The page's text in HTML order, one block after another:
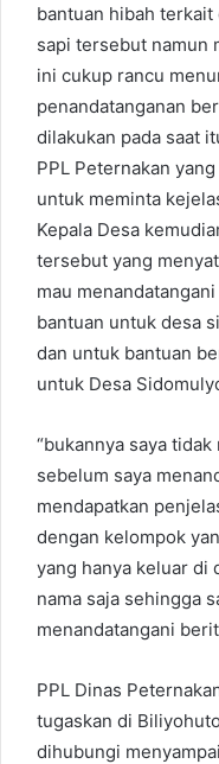
bantuan hibah
sapi tersebut namun
ini cukup rancu
penandatanganan
dilakukan pada saat
PPL Peternakan
untuk meminta
Kepala Desa
tersebut yang
mau
bantuan untuk desa
dan untuk bantuan
untuk Desa
“bukannya saya
sebelum saya
mendapatkan
dengan kelompok
yang hanya keluar di
nama saja sehingga
menandatangani
PPL Dinas
tugaskan di
dihubungi